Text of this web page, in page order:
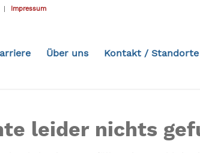
Impressum
Über uns Kontakt / Standorte
leider nichts